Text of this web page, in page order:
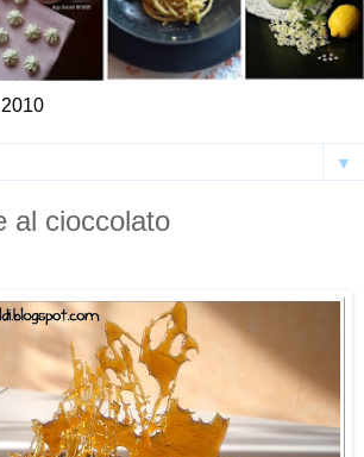
▼
al cioccolato